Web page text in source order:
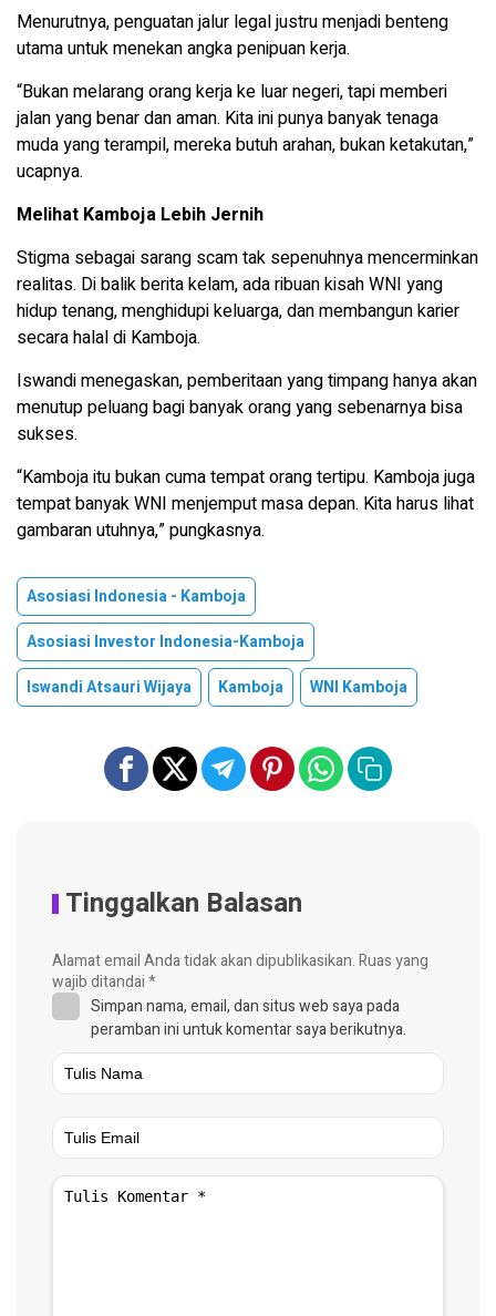
Menurutnya, penguatan jalur legal justru menjadi benteng
utama untuk menekan angka penipuan kerja.
“Bukan melarang orang kerja ke luar negeri, tapi memberi
jalan yang benar dan aman. Kita ini punya banyak tenaga
muda yang terampil, mereka butuh arahan, bukan ketakutan,”
ucapnya.
Melihat Kamboja Lebih Jernih
Stigma sebagai sarang scam tak sepenuhnya mencerminkan
realitas. Di balik berita kelam, ada ribuan kisah WNI yang
hidup tenang, menghidupi keluarga, dan membangun karier
secara halal di Kamboja.
Iswandi menegaskan, pemberitaan yang timpang hanya akan
menutup peluang bagi banyak orang yang sebenarnya bisa
sukses.
“Kamboja itu bukan cuma tempat orang tertipu. Kamboja juga
tempat banyak WNI menjemput masa depan. Kita harus lihat
gambaran utuhnya,” pungkasnya.
Asosiasi Indonesia - Kamboja
Asosiasi Investor Indonesia-Kamboja
Iswandi Atsauri Wijaya
Kamboja WNI Kamboja
Tinggalkan Balasan
Alamat email Anda tidak akan dipublikasikan.Ruas yang
wajib ditandai*
Simpan nama, email, dan situs web saya pada
peramban ini untuk komentar saya berikutnya.